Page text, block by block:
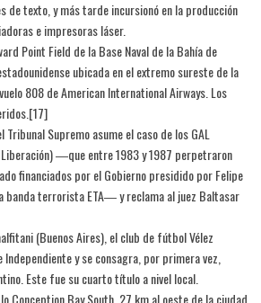
de texto, y más tarde incursionó en la producción
e impresoras láser.
Point Field de la Base Naval de la Bahía de
ubicada en el extremo sureste de la
808 de American International Airways. Los
Supremo asume el caso de los GAL
―que entre 1983 y 1987 perpetraron
financiados por el Gobierno presidido por Felipe
banda terrorista ETA― y reclama al juez Baltasar
(Buenos Aires), el club de fútbol Vélez
y se consagra, por primera vez,
Este fue su cuarto título a nivel local.
Conception Bay South, 27 km al oeste de la ciudad